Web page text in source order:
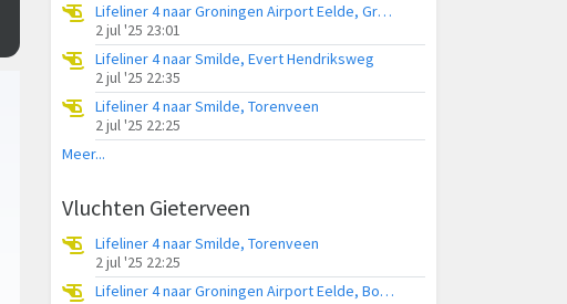
Lifeliner 4 naar Groningen Airport Eelde, Grietmanswijk
2 jul '25 23:01
Lifeliner 4 naar Smilde, Evert Hendriksweg
2 jul '25 22:35
Lifeliner 4 naar Smilde, Torenveen
2 jul '25 22:25
Meer...
Vluchten Gieterveen
Lifeliner 4 naar Smilde, Torenveen
2 jul '25 22:25
Lifeliner 4 naar Groningen Airport Eelde, Bonnerdijk